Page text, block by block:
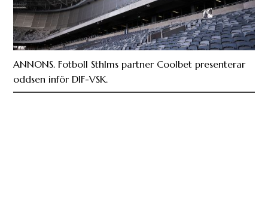
ANNONS. Fotboll Sthlms partner Coolbet presenterar
oddsen inför DIF-VSK.